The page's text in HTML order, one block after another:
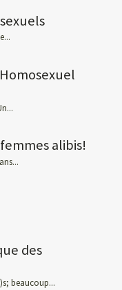
alibis!
des
beaucoup...